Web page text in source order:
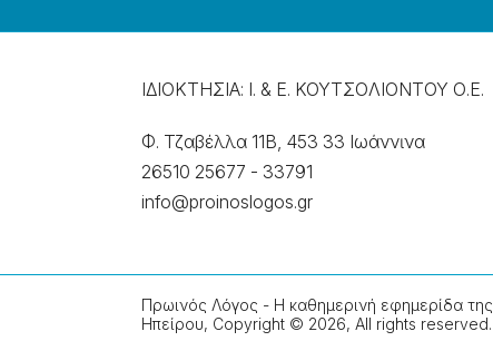
ΙΔΙΟΚΤΗΣΙΑ: Ι. & Ε. ΚΟΥΤΣΟΛΙΟΝΤΟΥ Ο.Ε.
Φ. Τζαβέλλα 11Β, 453 33 Ιωάννɩνα
26510 25677 - 33791
info@proinoslogos.gr
Πρωινός Λόγος - Η καθημερινή εφημερίδα της
Ηπείρου, Copyright © 2026, All rights reserved.